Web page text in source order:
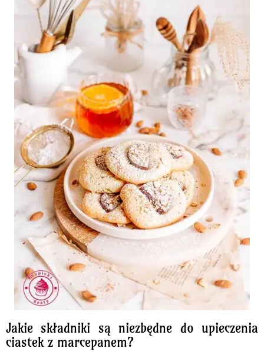
Jakie składniki są niezbędne do upieczenia
ciastek z marcepanem?